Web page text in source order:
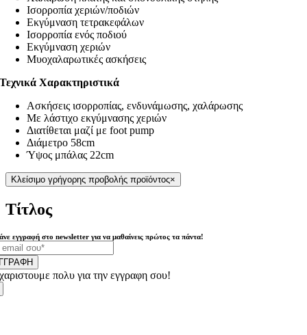
Ισορροπία χεριών/ποδιών
Εκγύμναση τετρακεφάλων
Ισορροπία ενός ποδιού
Εκγύμναση χεριών
Μυοχαλαρωτικές ασκήσεις
Τεχνικά Χαρακτηριστικά
Ασκήσεις ισορροπίας, ενδυνάμωσης, χαλάρωσης
Με λάστιχο εκγύμνασης χεριών
Διατίθεται μαζί με foot pump
Διάμετρο 58cm
Ύψος μπάλας 22cm
Κλείσιμο γρήγορης προβολής προϊόντος×
Τίτλος
εγγραφή στο newsletter για να μαθαίνεις πρώτος τα πάντα!
πολυ για την εγγραφη σου!